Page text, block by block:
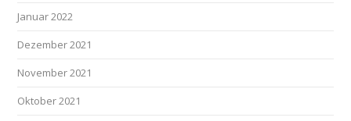
Januar 2022
Dezember 2021
November 2021
Oktober 2021